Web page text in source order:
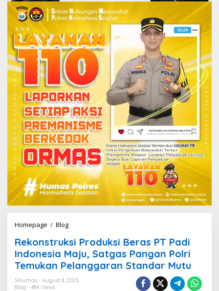
Homepage / Blog
k
o
n
s
t
Rekonstruksi Produksi Beras PT Padi
Indonesia Maju, Satgas Pangan Polri
Temukan Pelanggaran Standar Mutu
Sihumas
August 8, 2025
Blog
484 Views